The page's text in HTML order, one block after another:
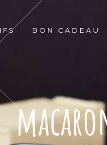
BON CADEAU